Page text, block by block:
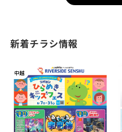
新着チラシ情報
中越